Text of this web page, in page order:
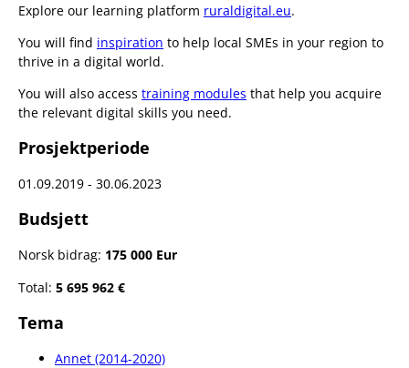
Explore our learning platform ruraldigital.eu.
You will find inspiration to help local SMEs in your region to
thrive in a digital world.
You will also access training modules that help you acquire
the relevant digital skills you need.
Prosjektperiode
01.09.2019 - 30.06.2023
Budsjett
Norsk bidrag: 175 000 Eur
Total: 5 695 962 €
Tema
Annet (2014-2020)